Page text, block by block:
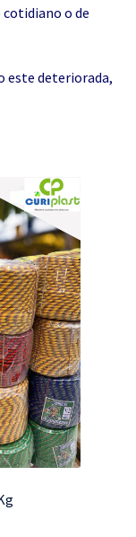
o de
este deteriorada,